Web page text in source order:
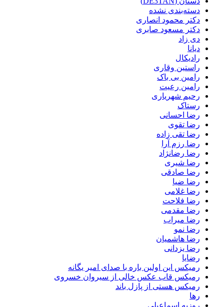
دسته‌بندی نشده
دکتر محمود انصاری
دکتر مسعود صابری
دی زاد
دیانا
رادیکال
راستین وقاری
رامین بی باک
رامین رعیت
رحیم شهریاری
رستاک
رضا احسانی
رضا تقوی
رضا تقی زاده
رضا رزم آرا
رضا رضانژاد
رضا شیری
رضا صادقی
رضا ضیا
رضا غلامی
رضا فلاحت
رضا مقدمی
رضا میراب
رضا نمو
رضا هاشمیان
رضا یزدانی
رضایا
رمیکس این اولین باره با صدای امیر یگانه
رمیکس قاب عکس خالی از سیروان خسروی
رمیکس هستی از پازل باند
رها